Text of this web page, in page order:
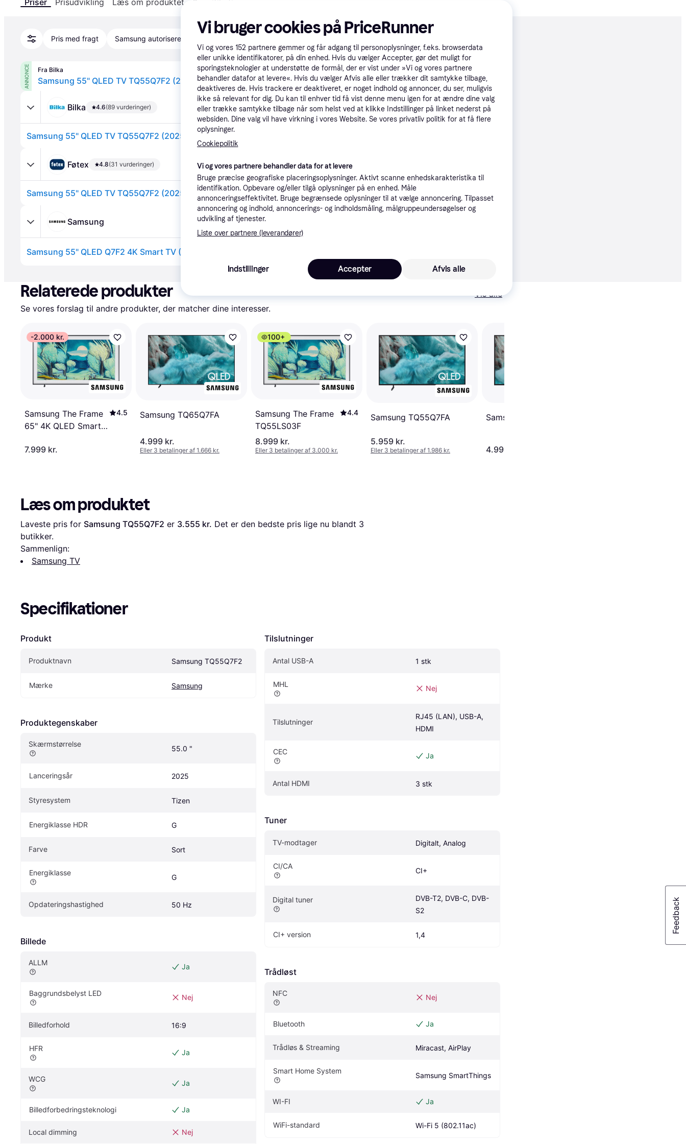
Priser Prisudvikling Læs om produktet Specifikationer
Pris med fragt Samsung autoriseret
ANNONCE Fra Bilka
Samsung 55" QLED TV TQ55Q7F2 (2025) 189 kr. fragt ,3 dage5.999 kr. 3.555 kr.
Bilka 4.6(89 vurderinger) Samsung autoriseret Købsgaranti Gyldig indtil 14. aug.
Samsung 55" QLED TV TQ55Q7F2 (2025)
Føtex 4.8(31 vurderinger) Samsung autoriseret
Samsung 55" QLED TV TQ55Q7F2 (2025) (På lager i butik) Laveste pris·189 kr. fragt, 3 dage 5.999 kr. 3.555 kr.
Samsung
Samsung 55" QLED Q7F2 4K Smart TV (2025)
Relaterede produkter
Vis alle
Se vores forslag til andre produkter, der matcher dine interesser.
-2.000 kr.
Samsung The Frame
65" 4K QLED Smart
4.5
7.999 kr.
Samsung TQ65Q7FA
4.999 kr.
Eller 3 betalinger af 1.666 kr.
100+
Samsung The Frame
TQ55LS03F
4.4
8.999 kr.
Eller 3 betalinger af 3.000 kr.
Samsung TQ55Q7FA
5.959 kr.
Eller 3 betalinger af 1.986 kr.
Samsung TQ43Q7FA
4.999 kr.
Læs om produktet
Laveste pris for Samsung TQ55Q7F2 er 3.555 kr. Det er den bedste pris lige nu blandt 3
butikker.
Sammenlign:
Samsung TV
Specifikationer
Produkt
Produktnavn Samsung TQ55Q7F2
Mærke Samsung
Produktegenskaber
Skærmstørrelse
55.0 "
Lanceringsår 2025
Styresystem Tizen
Energiklasse HDR G
Farve Sort
Energiklasse
G
Opdateringshastighed 50 Hz
Billede
ALLM Ja
Baggrundsbelyst LED Nej
Billedforhold 16:9
HFR Ja
WCG Ja
Billedforbedringsteknologi Ja
Local dimming Nej
Tilslutninger
Antal USB-A 1 stk
MHL Nej
Tilslutninger
RJ45 (LAN), USB-A,
HDMI
CEC Ja
Antal HDMI 3 stk
Tuner
TV-modtager Digitalt, Analog
CI/CA
CI+
Digital tuner
DVB-T2, DVB-C, DVB-
S2
CI+ version 1,4
Trådløst
NFC Nej
Bluetooth Ja
Trådløs & Streaming Miracast, AirPlay
Smart Home System
WI-FI Ja
WiFi-standard Wi-Fi 5 (802.11ac)
Vi bruger cookies på PriceRunner
Vi og vores 152 partnere gemmer og får adgang til personoplysninger, f.eks. browserdata
eller unikke identifikatorer, på din enhed. Hvis du vælger Accepter, gør det muligt for
sporingsteknologier at understøtte de formål, der er vist under »Vi og vores partnere
behandler datafor at levere«. Hvis du vælger Afvis alle eller trækker dit samtykke tilbage,
deaktiveres de. Hvis trackere er deaktiveret, er noget indhold og annoncer, du ser, muligvis
ikke så relevant for dig. Du kan til enhver tid få vist denne menu igen for at ændre dine valg
eller trække samtykke tilbage når som helst ved at klikke Indstillinger på linket nederst på
websiden. Dine valg vil have virkning i vores Website. Se vores privatliv politik for at få flere
oplysninger.
Cookiepolitik
Vi og vores partnere behandler data for at levere
Bruge præcise geografiske placeringsoplysninger. Aktivt scanne enhedskarakteristika til
identifikation. Opbevare og/eller tilgå oplysninger på en enhed. Måle
annonceringseffektivitet. Bruge begrænsede oplysninger til at vælge annoncering. Tilpasset
annoncering og indhold, annoncerings- og indholdsmåling, målgruppeundersøgelser og
udvikling af tjenester.
Liste over partnere (leverandører)
Indstillinger Afvis alle
Accepter